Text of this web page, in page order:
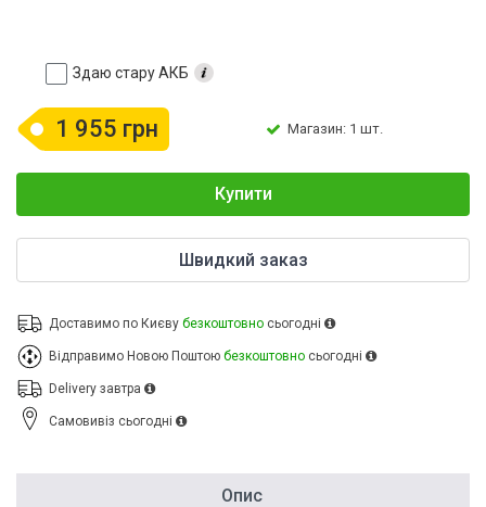
Здаю стару АКБ
1 955 грн Магазин: 1 шт.
Купити
Швидкий заказ
Доставимо по Києву безкоштовно сьогодні
Відправимо Новою Поштою безкоштовно сьогодні
Delivery завтра
Cамовивіз сьогодні
Опис